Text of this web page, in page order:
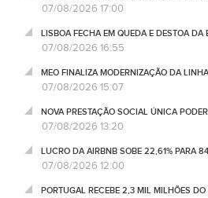
07/08/2026 17:00
LISBOA FECHA EM QUEDA E DESTOA DA
07/08/2026 16:55
MEO FINALIZA MODERNIZAÇÃO DA
07/08/2026 15:07
NOVA PRESTAÇÃO SOCIAL ÚNICA
07/08/2026 13:20
LUCRO DA AIRBNB SOBE 22,61% PARA
07/08/2026 12:00
PORTUGAL RECEBE 2,3 MIL MILHÕES